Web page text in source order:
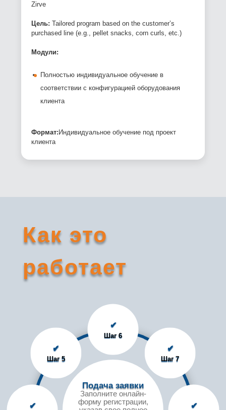
Zirve
Цель: Tailored program based on the customer’s
purchased line (e.g., pellet snacks, corn curls, etc.)
Модули:
Полностью индивидуальное обучение в
соответствии с конфигурацией оборудования
клиента
Формат: Индивидуальное обучение под проект
клиента
Как это
работает
✔
✔
Шаг 5
✔
Шаг 6
✔
Шаг 7
✔
Подача заявки
Заполните онлайн-
форму регистрации,